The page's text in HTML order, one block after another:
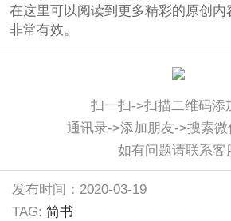
在这里可以阅读到更多精彩的原创内
非常有效。
扫一扫->扫描二维码添
通讯录->添加朋友->搜索微
如有问题请联系客
发布时间：2020-03-19
TAG: 简书